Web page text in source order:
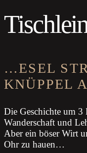
…ESEL
KNÜPPEL
Die Geschichte um 3
Wanderschaft und
Aber ein böser Wirt
Ohr zu hauen…